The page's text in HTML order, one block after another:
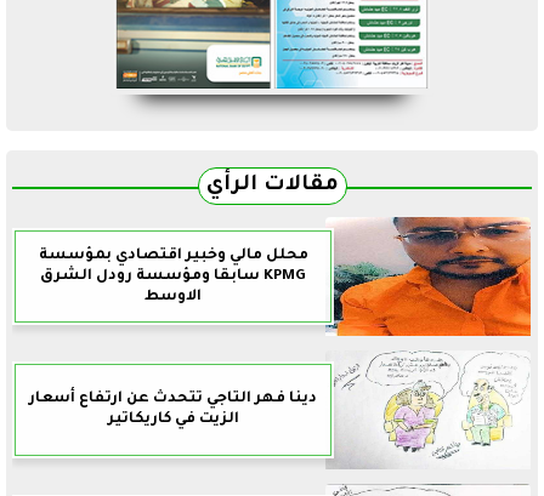
مقالات الرأي
محلل مالي وخبير اقتصادي بمؤسسة
KPMG سابقا ومؤسسة رودل الشرق
الاوسط
دينا فهر التاجي تتحدث عن ارتفاع أسعار
الزيت في كاريكاتير